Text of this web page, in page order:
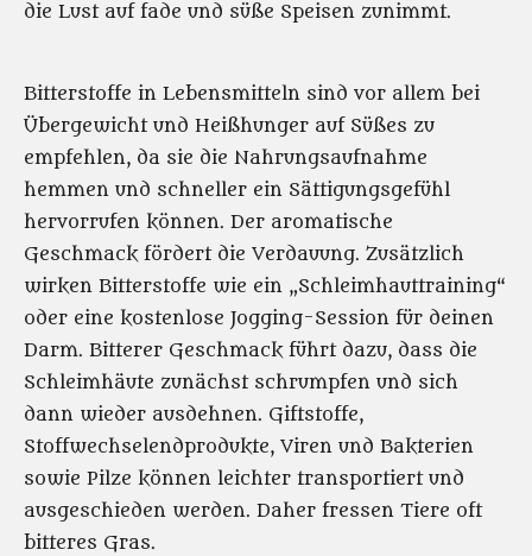
die Lust auf fade und süße Speisen zunimmt.
Bitterstoffe in Lebensmitteln sind vor allem bei
Übergewicht und Heißhunger auf Süßes zu
empfehlen, da sie die Nahrungsaufnahme
hemmen und schneller ein Sättigungsgefühl
hervorrufen können. Der aromatische
Geschmack fördert die Verdauung. Zusätzlich
wirken Bitterstoffe wie ein „Schleimhauttraining“
oder eine kostenlose Jogging-Session für deinen
Darm. Bitterer Geschmack führt dazu, dass die
Schleimhäute zunächst schrumpfen und sich
dann wieder ausdehnen. Giftstoffe,
Stoffwechselendprodukte, Viren und Bakterien
sowie Pilze können leichter transportiert und
ausgeschieden werden. Daher fressen Tiere oft
bitteres Gras.